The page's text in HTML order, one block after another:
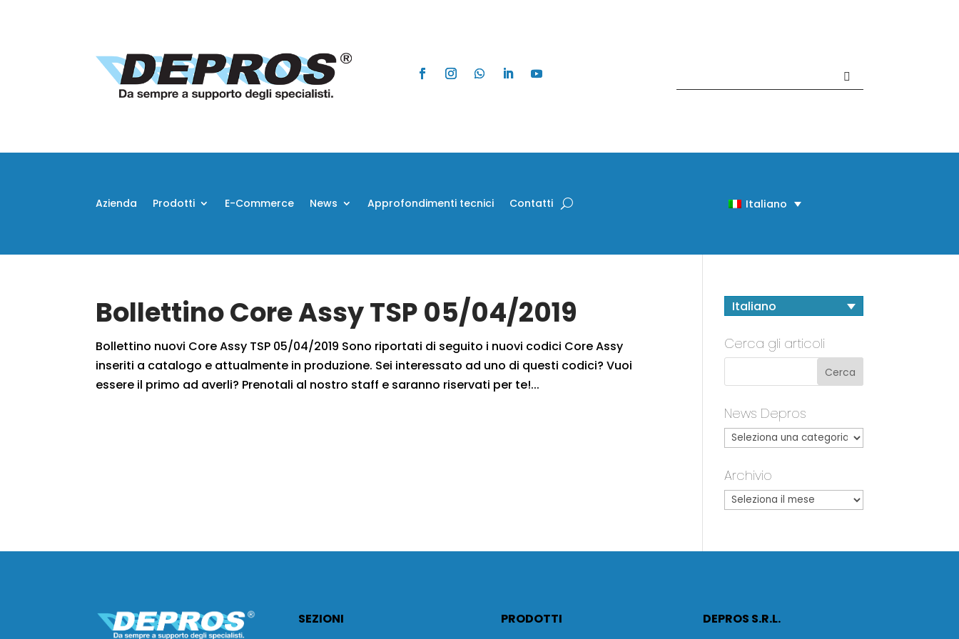
Azienda Prodotti E-Commerce News Approfondimenti tecnici Contatti Italiano
Bollettino Core Assy TSP 05/04/2019
Bollettino nuovi Core Assy TSP 05/04/2019 Sono riportati di seguito i nuovi codici Core Assy
inseriti a catalogo e attualmente in produzione. Sei interessato ad uno di questi codici? Vuoi
essere il primo ad averli? Prenotali al nostro staff e saranno riservati per te!...
Italiano
Cerca gli articoli
News Depros
Archivio
SEZIONI
PRODOTTI
DEPROS S.R.L.